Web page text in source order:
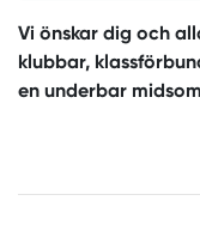
Vi önskar dig och
klubbar,
en underbar